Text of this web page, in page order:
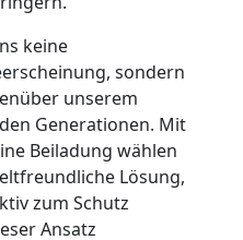
keine
sondern
unserem
Generationen. Mit
Beiladung wählen
Lösung,
zum Schutz
Ansatz